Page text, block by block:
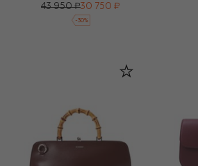
43 950 ₽30 750 ₽
-30%